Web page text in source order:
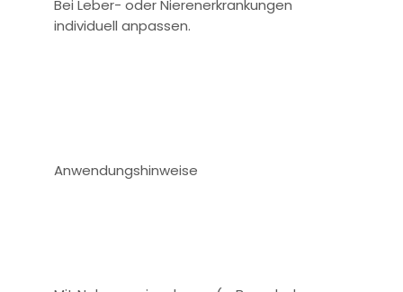
Bei Leber- oder Nierenerkrankungen
individuell anpassen.
Anwendungshinweise